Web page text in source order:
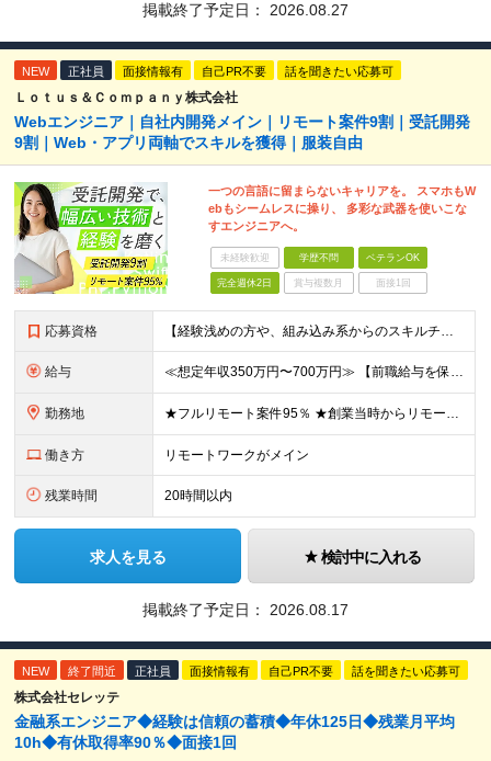
掲載終了予定日： 2026.08.27
NEW 正社員 面接情報有 自己PR不要 話を聞きたい応募可
Ｌｏｔｕｓ＆Ｃｏｍｐａｎｙ株式会社
Webエンジニア｜自社内開発メイン｜リモート案件9割｜受託開発
9割｜Web・アプリ両軸でスキルを獲得｜服装自由
一つの言語に留まらないキャリアを。 スマホもW
ebもシームレスに操り、 多彩な武器を使いこな
すエンジニアへ。
未経験歓迎 学歴不問 ベテランOK
完全週休2日 賞与複数月 面接1回
応募資格 【経験浅めの方や、組み込み系からのスキルチェンジ大歓迎！】 ■何かしらの開発経験をお持ちの方（言語不問） └テスター・ローコード開発のみや、 C言語での組み込み開発経験でも大歓迎です！ ■本社
給与 ≪想定年収350万円〜700万円≫ 【前職給与を保証・考慮】 ご経験やスキルに応じて優遇いたします！ ★経験が浅い方も前職の給与水準をしっかり考慮。面接にてご相談の上、納得のいく条件でスタートできま
勤務地 ★フルリモート案件95％ ★創業当時からリモートワークに注力 勤務は自宅または中目黒オフィスが中心となります。 案件の約9割は受託開発ですが、 一部案件では首都圏のクライアント先で勤務いただく場合が
働き方 リモートワークがメイン
残業時間 20時間以内
求人を見る 検討中に入れる
掲載終了予定日： 2026.08.17
NEW 終了間近 正社員 面接情報有 自己PR不要 話を聞きたい応募可
株式会社セレッテ
金融系エンジニア◆経験は信頼の蓄積◆年休125日◆残業月平均
10h◆有休取得率90％◆面接1回